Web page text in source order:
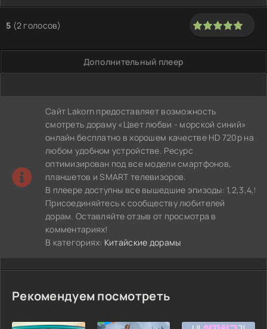
5 (2 голосов)
Дополнительный плеер
Сайт Lakorn предоставляет возможность
смотреть дораму «Цвет любви - морской синий»
онлайн бесплатно в хорошем качестве HD 720p на
любом удобном устройстве. Ресурс
оптимизирован под все модели смартфонов,
планшетов и SMART телевизоров.
В плеере доступны все вышедшие эпизоды:
Присоединяйтесь к сообществу любителей
дорам. Оставляйте отзыв от просмотра в
комментариях!
В категориях: Китайские дорамы
Рекомендуем посмотреть